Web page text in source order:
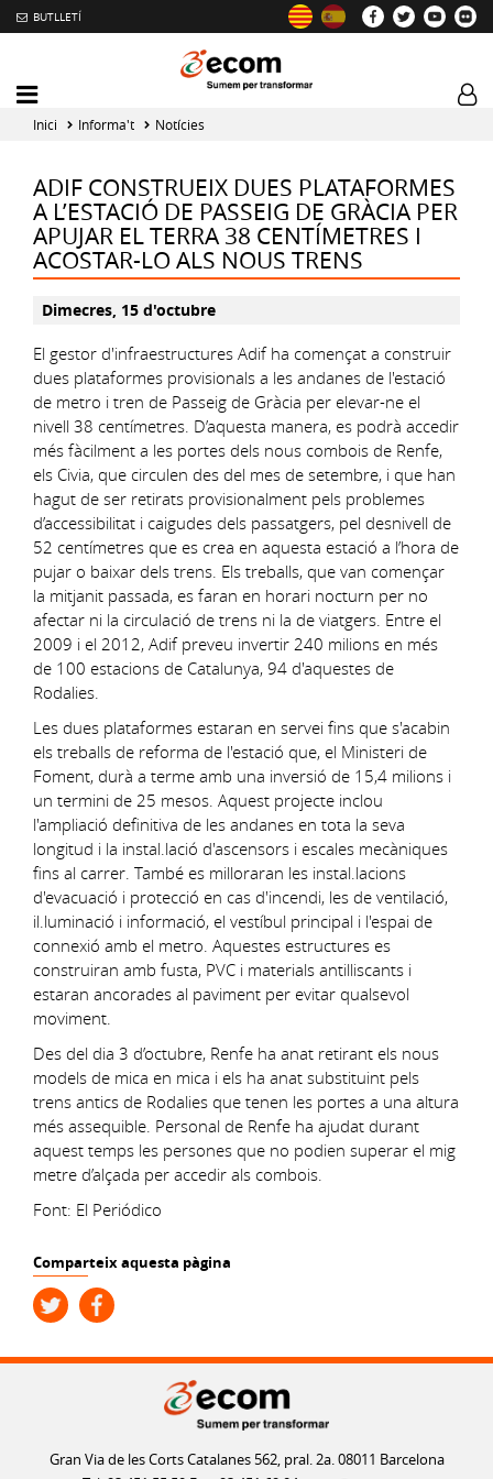
BUTLLETÍ
Mobile
menu
toggler
Inici Informa't Notícies
ADIF CONSTRUEIX DUES PLATAFORMES
A L’ESTACIÓ DE PASSEIG DE GRÀCIA PER
APUJAR EL TERRA 38 CENTÍMETRES I
ACOSTAR-LO ALS NOUS TRENS
Dimecres, 15 d'octubre
El gestor d'infraestructures Adif ha començat a construir
dues plataformes provisionals a les andanes de l'estació
de metro i tren de Passeig de Gràcia per elevar-ne el
nivell 38 centímetres. D’aquesta manera, es podrà accedir
més fàcilment a les portes dels nous combois de Renfe,
els Civia, que circulen des del mes de setembre, i que han
hagut de ser retirats provisionalment pels problemes
d’accessibilitat i caigudes dels passatgers, pel desnivell de
52 centímetres que es crea en aquesta estació a l’hora de
pujar o baixar dels trens. Els treballs, que van començar
la mitjanit passada, es faran en horari nocturn per no
afectar ni la circulació de trens ni la de viatgers. Entre el
2009 i el 2012, Adif preveu invertir 240 milions en més
de 100 estacions de Catalunya, 94 d'aquestes de
Rodalies.
Les dues plataformes estaran en servei fins que s'acabin
els treballs de reforma de l'estació que, el Ministeri de
Foment, durà a terme amb una inversió de 15,4 milions i
un termini de 25 mesos. Aquest projecte inclou
l'ampliació definitiva de les andanes en tota la seva
longitud i la instal.lació d'ascensors i escales mecàniques
fins al carrer. També es milloraran les instal.lacions
d'evacuació i protecció en cas d'incendi, les de ventilació,
il.luminació i informació, el vestíbul principal i l'espai de
connexió amb el metro. Aquestes estructures es
construiran amb fusta, PVC i materials antilliscants i
estaran ancorades al paviment per evitar qualsevol
moviment.
Des del dia 3 d’octubre, Renfe ha anat retirant els nous
models de mica en mica i els ha anat substituint pels
trens antics de Rodalies que tenen les portes a una altura
més assequible. Personal de Renfe ha ajudat durant
aquest temps les persones que no podien superar el mig
metre d’alçada per accedir als combois.
Font: El Periódico
Comparteix aquesta pàgina
Gran Via de les Corts Catalanes 562, pral. 2a. 08011 Barcelona